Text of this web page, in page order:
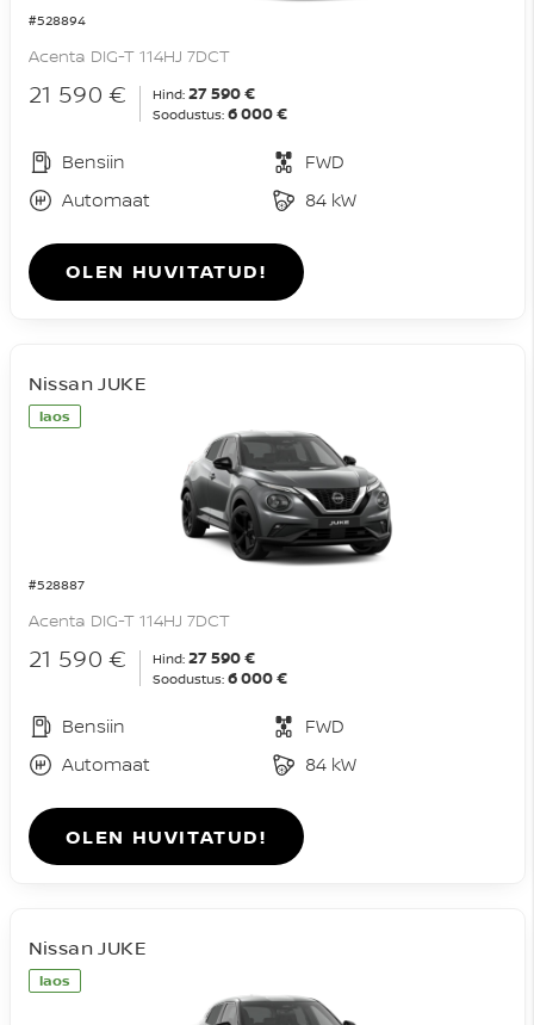
#528894
Acenta DIG-T 114HJ 7DCT
21 590 € Hind: 27 590 €
Soodustus: 6 000 €
Bensiin
FWD
Automaat
84 kW
OLEN HUVITATUD!
laos
#528887
Nissan JUKE
Acenta DIG-T 114HJ 7DCT
21 590 € Hind: 27 590 €
Soodustus: 6 000 €
Bensiin
FWD
Automaat
84 kW
OLEN HUVITATUD!
laos
Nissan JUKE